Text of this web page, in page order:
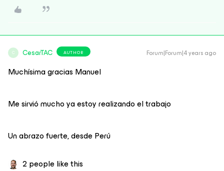
C CesarTAC AUTHOR Forum|Forum|4 years ago
Muchísima gracias Manuel
Me sirvió mucho ya estoy realizando el trabajo
Un abrazo fuerte, desde Perú
2 people like this